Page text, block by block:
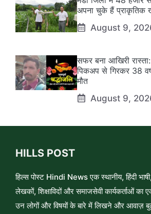
अपना चुके हैं प्राकृतिक
August 9,
सफर बना आखिरी
पिकअप से गिरकर 38
मौत
August 9,
HILLS POST
हिल्स पोस्ट Hindi News एक स्थानीय, हिंदी
लेखकों, शिक्षाविदों और समाजसेवी कार्यकर्ताओं
उन लोगों और विषयों के बारे में लिखने और आवाज़